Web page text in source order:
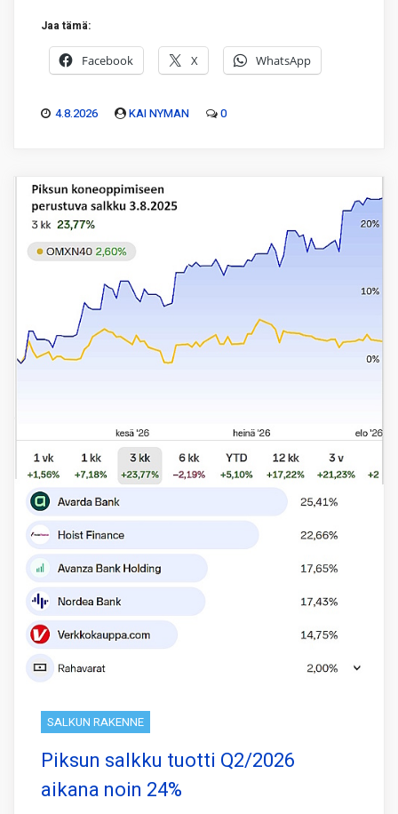
Jaa tämä:
Facebook X WhatsApp
4.8.2026 KAI NYMAN 0
SALKUN RAKENNE
Piksun salkku tuotti Q2/2026
aikana noin 24%